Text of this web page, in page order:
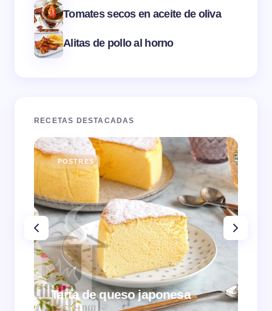
Tomates secos en aceite de oliva
Alitas de pollo al horno
RECETAS DESTACADAS
POSTRES
Tarta de queso japonesa